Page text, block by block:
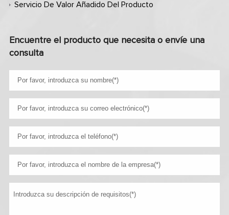
Servicio De Valor Añadido Del Producto
Encuentre el producto que necesita o envíe una
consulta